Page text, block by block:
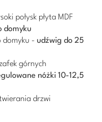
połysk płyta MDF
domyku
domyku - udźwig do 25
górnych
nóżki 10-12,5
drzwi